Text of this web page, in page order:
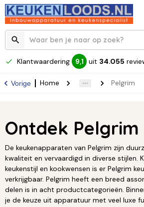
Klantwaardering 9,1 uit 34.055
Vorige Home Pelgrim
Ontdek Pelgrim
De keukenapparaten van Pelgrim zijn
kwaliteit en vervaardigd in diverse stijlen.
keukenstijl en kookwensen is er Pelgrim
verkrijgbaar. Pelgrim heeft een breed
delen is in acht productcategorieën.
je de keuze uit apparatuur met veel luxe